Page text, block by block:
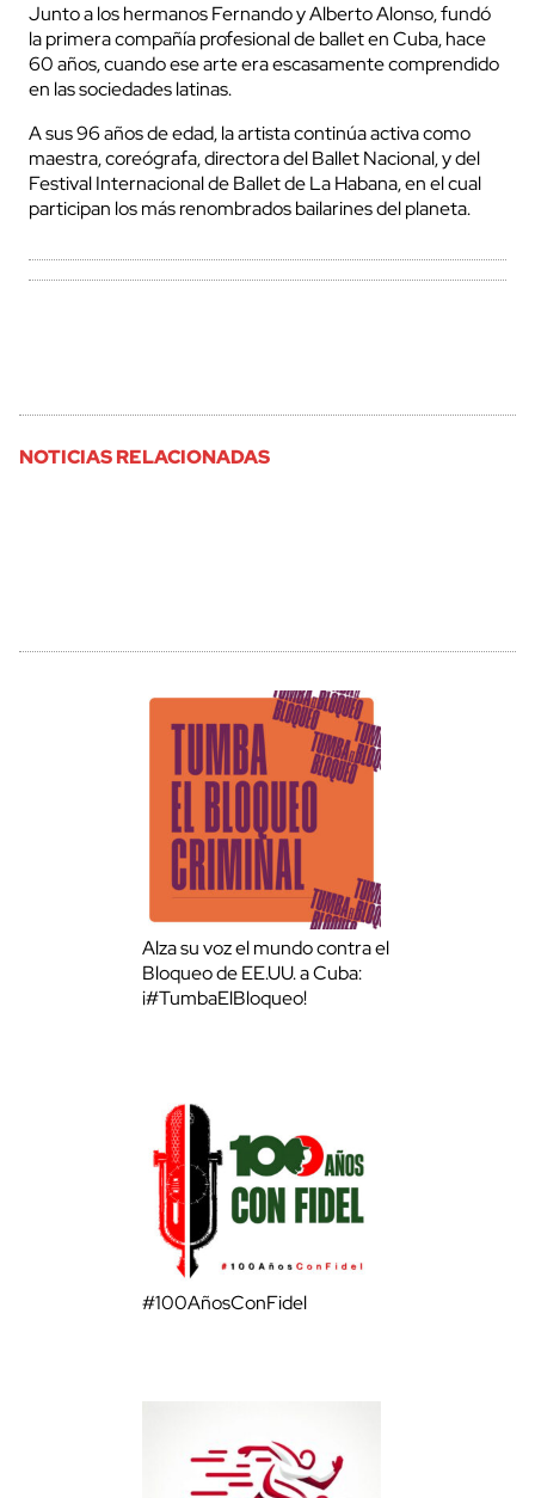
Junto a los hermanos Fernando y Alberto Alonso, fundó
la primera compañía profesional de ballet en Cuba, hace
60 años, cuando ese arte era escasamente comprendido
en las sociedades latinas.
A sus 96 años de edad, la artista continúa activa como
maestra, coreógrafa, directora del Ballet Nacional, y del
Festival Internacional de Ballet de La Habana, en el cual
participan los más renombrados bailarines del planeta.
NOTICIAS RELACIONADAS
Alza su voz el mundo contra el
Bloqueo de EE.UU. a Cuba:
¡#TumbaElBloqueo!
#100AñosConFidel